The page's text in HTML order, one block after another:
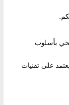
بأسلوب
على تقنيات